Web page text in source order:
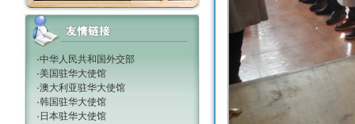
·中华人民共和国外交部
·美国驻华大使馆
·澳大利亚驻华大使馆
·韩国驻华大使馆
· 日本驻华大使馆